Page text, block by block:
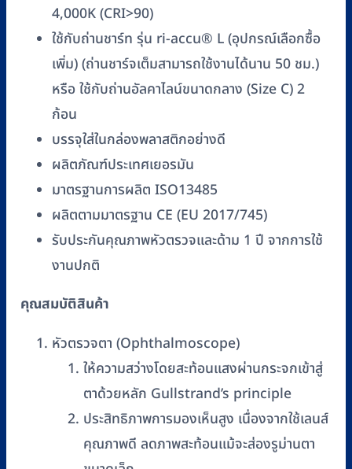
Ophthalmoscope,
LED
3.5V
(R3820-
203)
4,000K (CRI>90)
ใช้กับถ่านชาร์ท รุ่น ri-accu® L (อุปกรณ์เลือกซื้อ
เพิ่ม) (ถ่านชาร์จเต็มสามารถใช้งานได้นาน 50 ชม.)
หรือ ใช้กับถ่านอัลคาไลน์ขนาดกลาง (Size C) 2
ก้อน
บรรจุใส่ในกล่องพลาสติกอย่างดี
ผลิตภัณฑ์ประเทศเยอรมัน
มาตรฐานการผลิต ISO13485
ผลิตตามมาตรฐาน CE (EU 2017/745)
รับประกันคุณภาพหัวตรวจและด้าม 1 ปี จากการใช้
งานปกติ
คุณสมบัติสินค้า
หัวตรวจตา (Ophthalmoscope)
ให้ความสว่างโดยสะท้อนแสงผ่านกระจกเข้าสู่
ตาด้วยหลัก Gullstrand’s principle
ประสิทธิภาพการมองเห็นสูง เนื่องจากใช้เลนส์
คุณภาพดี ลดภาพสะท้อนแม้จะส่องรูม่านตา